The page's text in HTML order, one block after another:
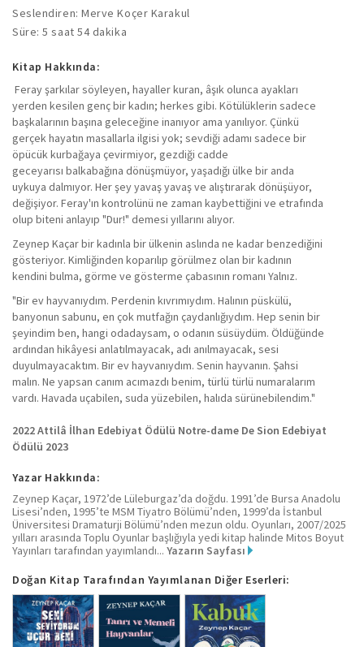
Seslendiren: Merve Koçer Karakul
Süre: 5 saat 54 dakika
Kitap Hakkında:
Feray şarkılar söyleyen, hayaller kuran, âşık olunca ayakları
yerden kesilen genç bir kadın; herkes gibi. Kötülüklerin sadece
başkalarının başına geleceğine inanıyor ama yanılıyor. Çünkü
gerçek hayatın masallarla ilgisi yok; sevdiği adamı sadece bir
öpücük kurbağaya çevirmiyor, gezdiği cadde
geceyarısı balkabağına dönüşmüyor, yaşadığı ülke bir anda
uykuya dalmıyor. Her şey yavaş yavaş ve alıştırarak dönüşüyor,
değişiyor. Feray'ın kontrolünü ne zaman kaybettiğini ve etrafında
olup biteni anlayıp "Dur!" demesi yıllarını alıyor.
Zeynep Kaçar bir kadınla bir ülkenin aslında ne kadar benzediğini
gösteriyor. Kimliğinden koparılıp görülmez olan bir kadının
kendini bulma, görme ve gösterme çabasının romanı Yalnız.
"Bir ev hayvanıydım. Perdenin kıvrımıydım. Halının püskülü,
banyonun sabunu, en çok mutfağın çaydanlığıydım. Hep senin bir
şeyindim ben, hangi odadaysam, o odanın süsüydüm. Öldüğünde
ardından hikâyesi anlatılmayacak, adı anılmayacak, sesi
duyulmayacaktım. Bir ev hayvanıydım. Senin hayvanın. Şahsi
malın. Ne yapsan canım acımazdı benim, türlü türlü numaralarım
vardı. Havada uçabilen, suda yüzebilen, halıda sürünebilendim."
2022 Attilâ İlhan Edebiyat Ödülü Notre-dame De Sion Edebiyat
Ödülü 2023
Yazar Hakkında:
Zeynep Kaçar, 1972’de Lüleburgaz’da doğdu. 1991’de Bursa Anadolu
Lisesi’nden, 1995’te MSM Tiyatro Bölümü’nden, 1999’da İstanbul
Üniversitesi Dramaturji Bölümü’nden mezun oldu. Oyunları, 2007/2025
yılları arasında Toplu Oyunlar başlığıyla yedi kitap halinde Mitos Boyut
Yayınları tarafından yayımlandı... Yazarın Sayfası
Doğan Kitap Tarafından Yayımlanan Diğer Eserleri: